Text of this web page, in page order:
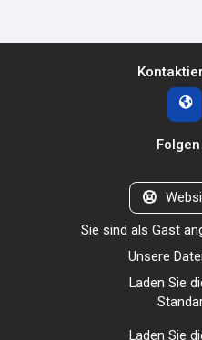
Sie sind als Gast
Unsere
Laden Sie
Laden Sie